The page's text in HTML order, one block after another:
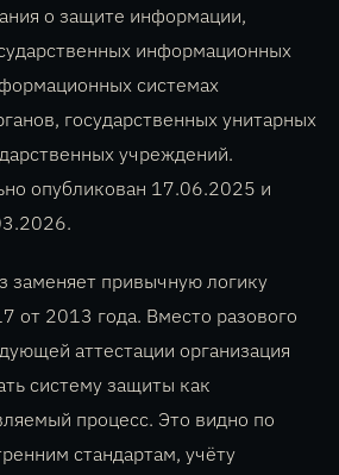
о защите информации,
информационных
системах
государственных унитарных
учреждений.
опубликован 17.06.2025 и
заменяет привычную логику
от 2013 года. Вместо разового
аттестации организация
систему защиты как
процесс. Это видно по
стандартам, учёту